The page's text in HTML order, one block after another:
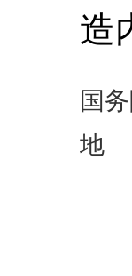
造
国
地